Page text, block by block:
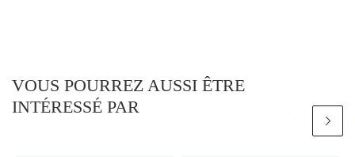
VOUS POURREZ AUSSI ÊTRE
INTÉRESSÉ PAR